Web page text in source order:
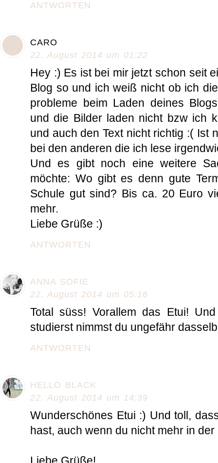
ANTWORTEN
CARO
22. August 2014 um 01:22
Hey :) Es ist bei mir jetzt schon seit
Blog so und ich weiß nicht ob ich
probleme beim Laden deines
und die Bilder laden nicht bzw ich
und auch den Text nicht richtig :( Ist
bei den anderen die ich lese
Und es gibt noch eine weitere
möchte: Wo gibt es denn gute
Schule gut sind? Bis ca. 20 Euro
mehr.
Liebe Grüße :)
ANTWORTEN
ANNA SOFIE
22. August 2014 um 05:16
Total süss! Vorallem das Etui!
studierst nimmst du ungefähr
ANTWORTEN
HELLO BLACK
22. August 2014 um 14:39
Wunderschönes Etui :) Und toll,
hast, auch wenn du nicht mehr in